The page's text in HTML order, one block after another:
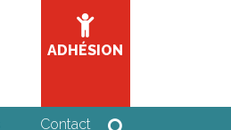
ADHÉSION
Contact